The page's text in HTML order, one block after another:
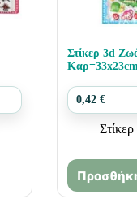
Στίκερ 3d
0,42 €